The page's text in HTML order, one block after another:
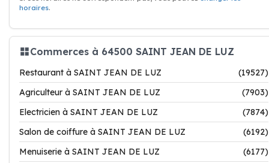
horaires.
Commerces à 64500 SAINT JEAN DE LUZ
Restaurant à SAINT JEAN DE LUZ
(19527)
Agriculteur à SAINT JEAN DE LUZ
(7903)
Electricien à SAINT JEAN DE LUZ
(7874)
Salon de coiffure à SAINT JEAN DE LUZ
(6192)
Menuiserie à SAINT JEAN DE LUZ
(6177)